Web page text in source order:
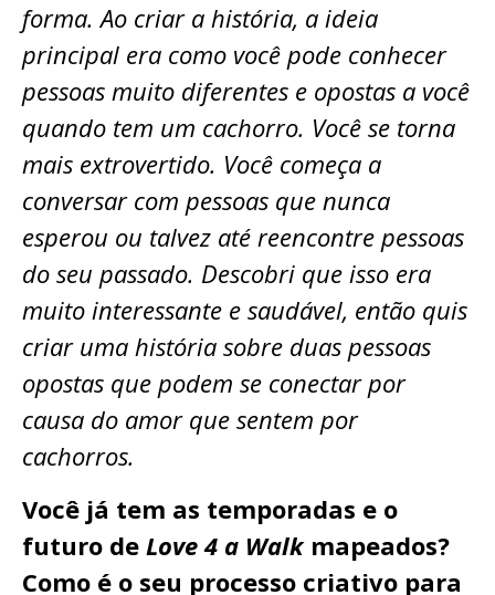
forma. Ao criar a história, a ideia
principal era como você pode conhecer
pessoas muito diferentes e opostas a você
quando tem um cachorro. Você se torna
mais extrovertido. Você começa a
conversar com pessoas que nunca
esperou ou talvez até reencontre pessoas
do seu passado. Descobri que isso era
muito interessante e saudável, então quis
criar uma história sobre duas pessoas
opostas que podem se conectar por
causa do amor que sentem por
cachorros.
Você já tem as temporadas e o
futuro de Love 4 a Walkmapeados?
Como é o seu processo criativo para